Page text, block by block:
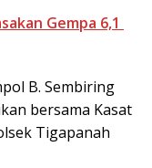
Gempa 6,1
B. Sembiring
bersama Kasat
Tigapanah